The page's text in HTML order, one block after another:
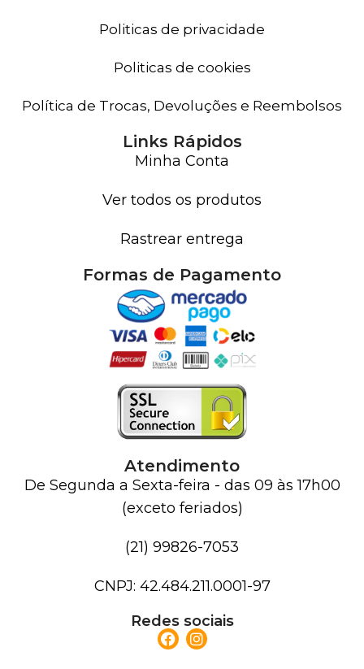
Politicas de privacidade
Politicas de cookies
Política de Trocas, Devoluções e Reembolsos
Links Rápidos
Minha Conta
Ver todos os produtos
Rastrear entrega
Formas de Pagamento
Atendimento
De Segunda a Sexta-feira - das 09 às 17h00
(exceto feriados)
(21) 99826-7053
CNPJ: 42.484.211.0001-97
Redes sociais